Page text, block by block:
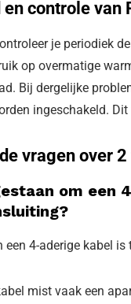
en controle
je periodiek
op overmatige
Bij dergelijke
ingeschakeld. Dit
vragen over
om een
een 4-aderige kabel
mist vaak een